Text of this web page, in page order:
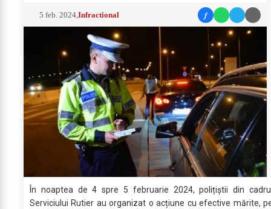
5 feb. 2024 ,Infractional f
În noaptea de 4 spre 5 februarie 2024, polițiștii din
Serviciului Rutier au organizat o acțiune cu efective mărite,